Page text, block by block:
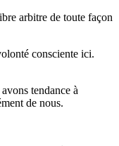
arbitre de toute façon
consciente ici.
tendance à
de nous.